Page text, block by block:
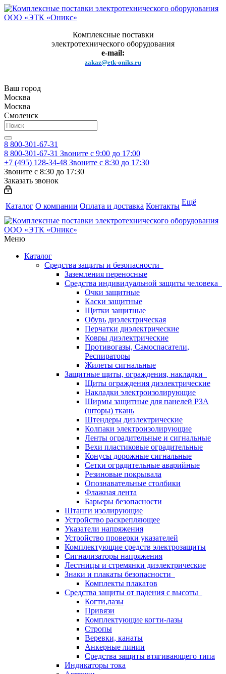
Комплексные поставки
электротехнического оборудования
e-mail:
zakaz@etk-oniks.ru
Ваш город
Москва
Москва
Смоленск
8 800-301-67-31
8 800-301-67-31 Звоните с 9:00 до 17:00
+7 (495) 128-34-48 Звоните с 8:30 до 17:30
Звоните с 8:30 до 17:30
Заказать звонок
Каталог О компании Оплата и доставка Контакты Ещё
Меню
Каталог
Средства защиты и безопасности
Заземления переносные
Средства индивидуальной защиты человека
Очки защитные
Каски защитные
Щитки защитные
Обувь диэлектрическая
Перчатки диэлектрические
Ковры диэлектрические
Противогазы, Самоспасатели,
Респираторы
Жилеты сигнальные
Защитные щиты, ограждения, накладки
Щиты ограждения диэлектрические
Накладки электроизолирующие
Ширмы защитные для панелей РЗА
(шторы) ткань
Штендеры диэлектрические
Колпаки электроизолирующие
Ленты оградительные и сигнальные
Вехи пластиковые оградительные
Конусы дорожные сигнальные
Сетки оградительные аварийные
Резиновые покрывала
Опознавательные столбики
Флажная лента
Барьеры безопасности
Штанги изолирующие
Устройство раскрепляющее
Указатели напряжения
Устройство проверки указателей
Комплектующие средств электрозащиты
Сигнализаторы напряжения
Лестницы и стремянки диэлектрические
Знаки и плакаты безопасности
Комплекты плакатов
Средства защиты от падения с высоты
Когти,лазы
Привязи
Комплектующие когти-лазы
Стропы
Веревки, канаты
Анкерные линии
Средства защиты втягивающего типа
Индикаторы тока